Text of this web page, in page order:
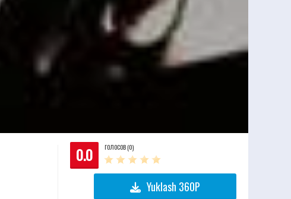
0.0 ГОЛОСОВ (0)
Yuklash 360P